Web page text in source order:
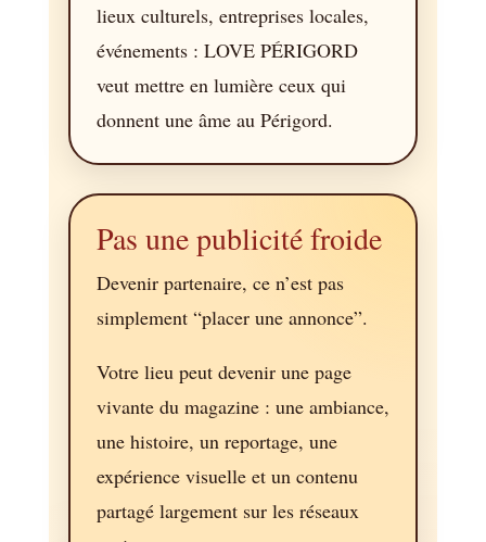
lieux culturels, entreprises locales,
événements : LOVE PÉRIGORD
veut mettre en lumière ceux qui
donnent une âme au Périgord.
Pas une publicité froide
Devenir partenaire, ce n’est pas
simplement “placer une annonce”.
Votre lieu peut devenir une page
vivante du magazine : une ambiance,
une histoire, un reportage, une
expérience visuelle et un contenu
partagé largement sur les réseaux